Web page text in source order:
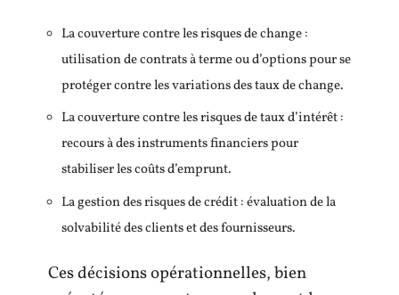
La couverture contre les risques de change :
utilisation de contrats à terme ou d’options pour se
protéger contre les variations des taux de change.
La couverture contre les risques de taux d’intérêt :
recours à des instruments financiers pour
stabiliser les coûts d’emprunt.
La gestion des risques de crédit : évaluation de la
solvabilité des clients et des fournisseurs.
Ces décisions opérationnelles, bien